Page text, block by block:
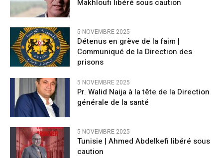
Makhloufi libéré sous caution
5 NOVEMBRE 2025
Détenus en grève de la faim |
Communiqué de la Direction des
prisons
5 NOVEMBRE 2025
Pr. Walid Naija à la tête de la Direction
générale de la santé
5 NOVEMBRE 2025
Tunisie | Ahmed Abdelkefi libéré sous
caution